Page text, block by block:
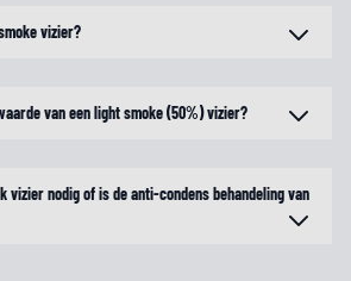
vizier?
van een light smoke (50%) vizier?
vizier nodig of is de anti-condens behandeling van